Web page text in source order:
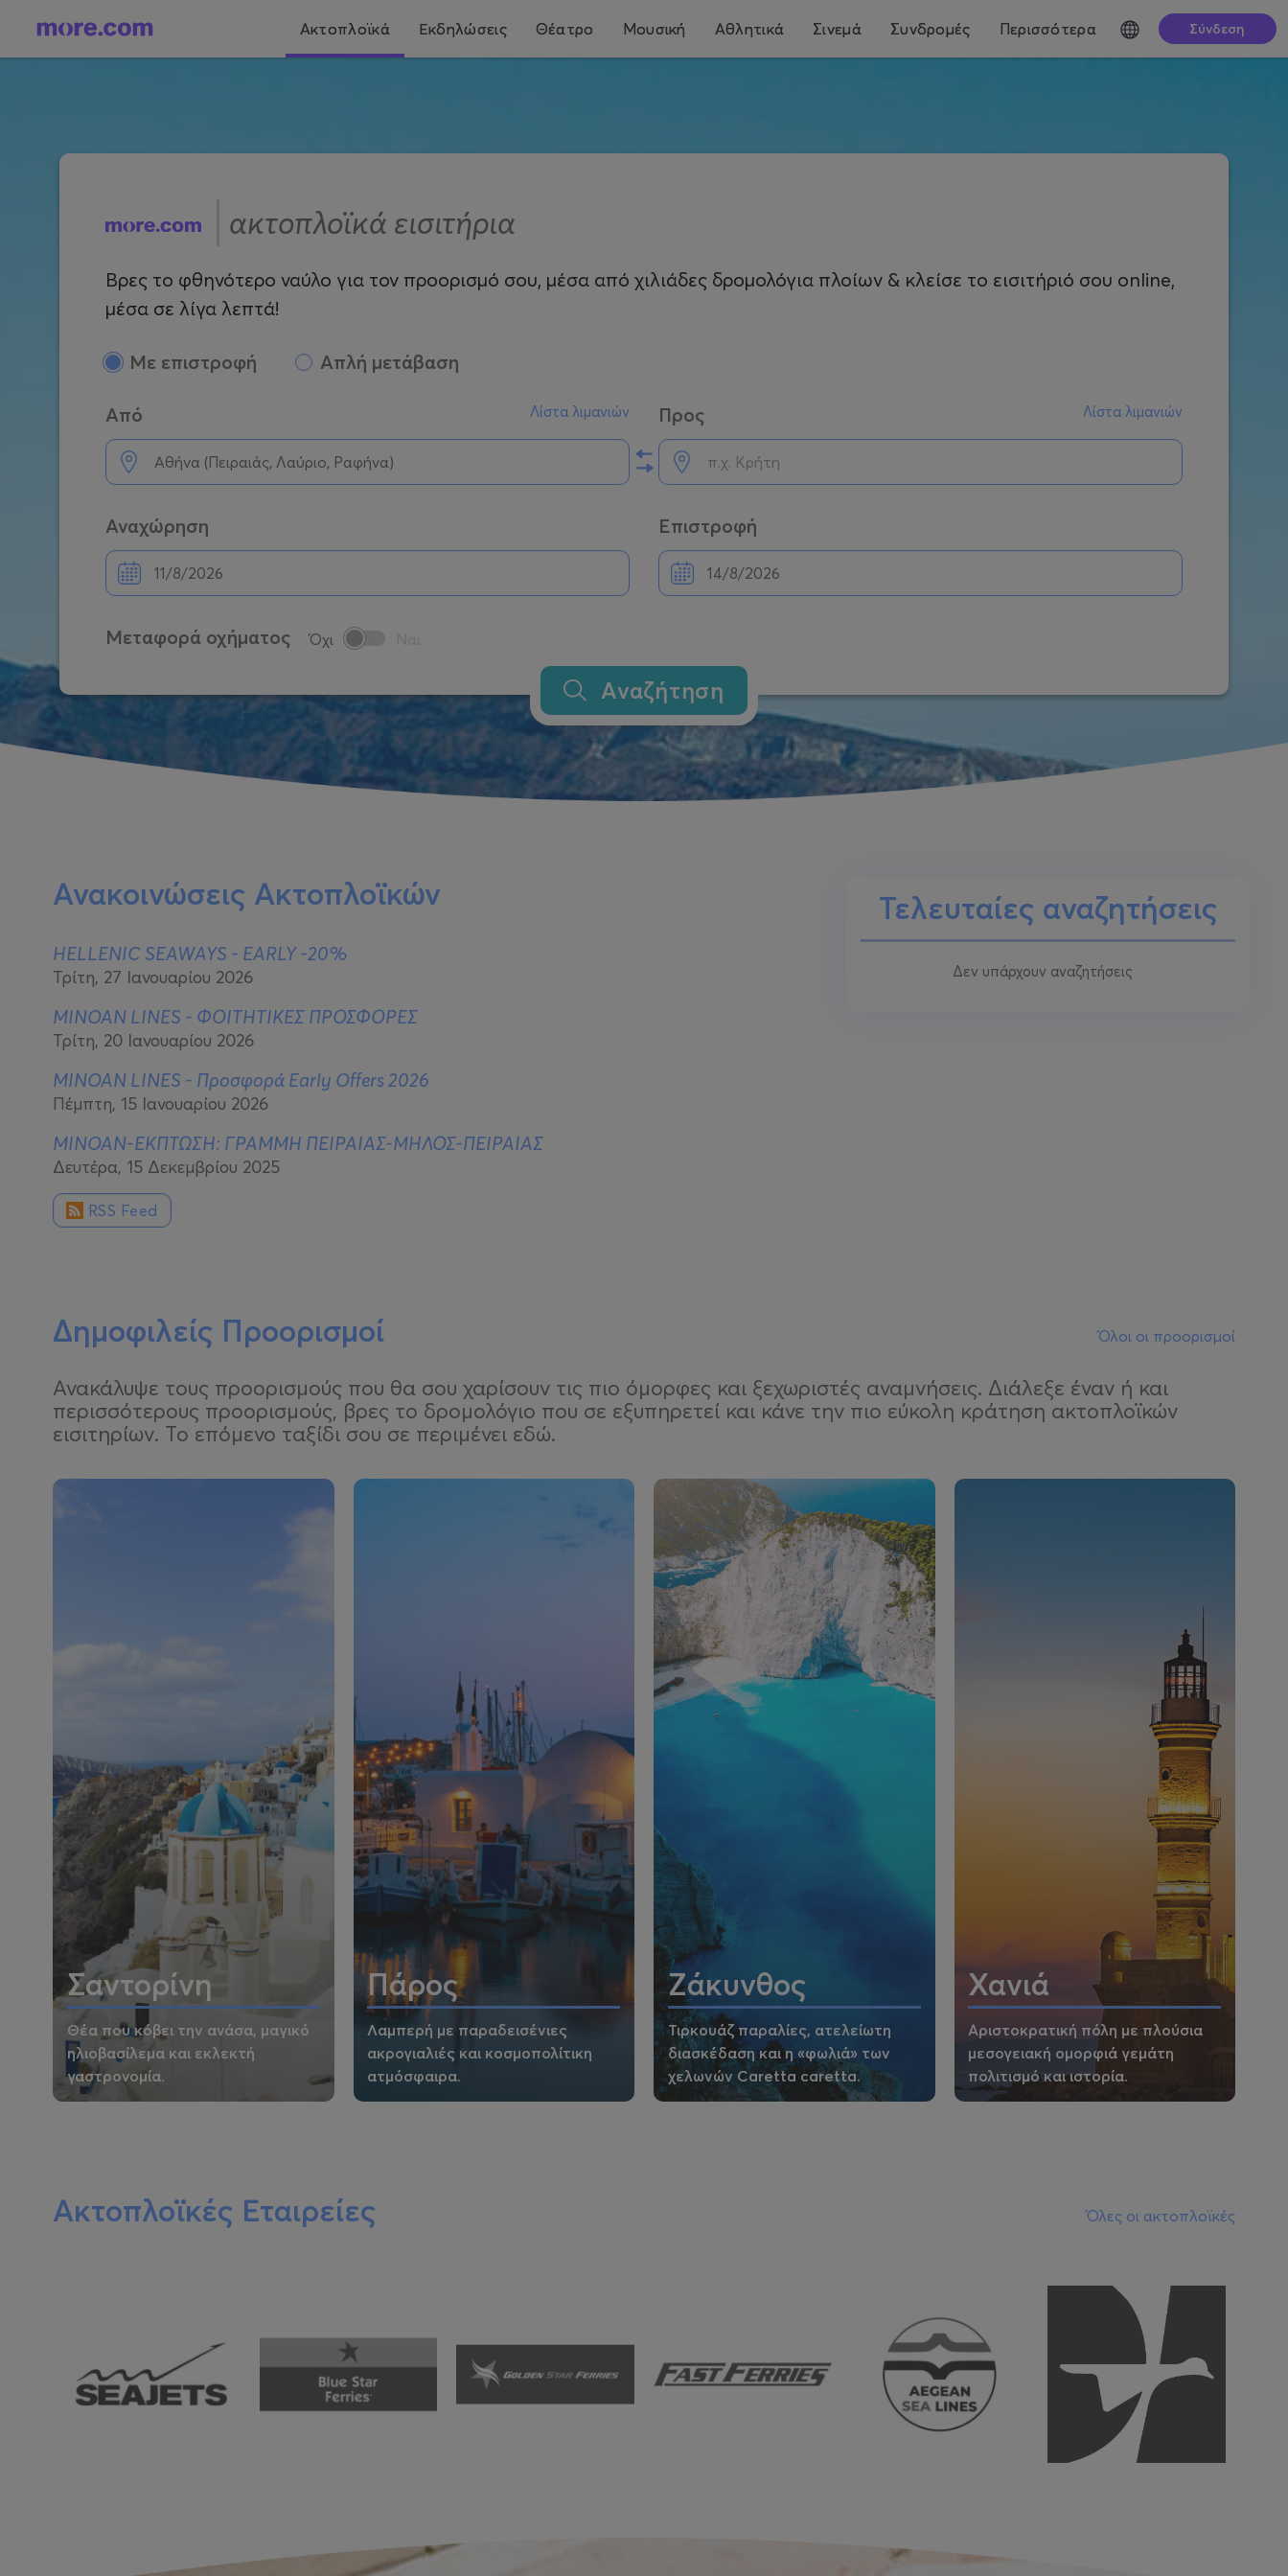
Ακτοπλοϊκά Εκδηλώσεις Θέατρο Μουσική Αθλητικά Σινεμά Συνδρομές Περισσότερα Σύνδεση
ακτοπλοϊκά εισιτήρια
Βρες το φθηνότερο ναύλο για τον προορισμό σου, μέσα από χιλιάδες δρομολόγια πλοίων & κλείσε το εισιτήριό σου online,
μέσα σε λίγα λεπτά!
Mε επιστροφή Απλή μετάβαση
Από Λίστα λιμανιών Προς Λίστα λιμανιών
Αναχώρηση Επιστροφή
Μεταφορά οχήματος Όχι
Αναζήτηση
Τελευταίες αναζητήσεις
Δεν υπάρχουν αναζητήσεις
Ανακοινώσεις Ακτοπλοϊκών
Τρίτη, 27 Ιανουαρίου 2026
HELLENIC SEAWAYS - EARLY -20%
Τρίτη, 20 Ιανουαρίου 2026
MINOAN LINES - ΦΟΙΤΗΤΙΚΕΣ ΠΡΟΣΦΟΡΕΣ
Πέμπτη, 15 Ιανουαρίου 2026
MINOAN LINES - Προσφορά Early Offers 2026
Δευτέρα, 15 Δεκεμβρίου 2025
MINOAN-ΕΚΠΤΩΣΗ: ΓΡΑΜΜΗ ΠΕΙΡΑΙΑΣ-ΜΗΛΟΣ-ΠΕΙΡΑΙΑΣ
RSS Feed
Δημοφιλείς Προορισμοί Όλοι οι προορισμοί
Ανακάλυψε τους προορισμούς που θα σου χαρίσουν τις πιο όμορφες και ξεχωριστές αναμνήσεις. Διάλεξε έναν ή και
περισσότερους προορισμούς, βρες το δρομολόγιο που σε εξυπηρετεί και κάνε την πιο εύκολη κράτηση ακτοπλοϊκών
εισιτηρίων. Το επόμενο ταξίδι σου σε περιμένει εδώ.
Σαντορίνη
Θέα που κόβει την ανάσα, μαγικό
ηλιοβασίλεμα και εκλεκτή
γαστρονομία.
Πάρος
Λαμπερή με παραδεισένιες
ακρογιαλιές και κοσμοπολίτικη
ατμόσφαιρα.
Ζάκυνθος
Τιρκουάζ παραλίες, ατελείωτη
διασκέδαση και η «φωλιά» των
χελωνών Caretta caretta.
Χανιά
Αριστοκρατική πόλη με πλούσια
μεσογειακή ομορφιά γεμάτη
πολιτισμό και ιστορία.
Ακτοπλοϊκές Εταιρείες Όλες οι ακτοπλοϊκές